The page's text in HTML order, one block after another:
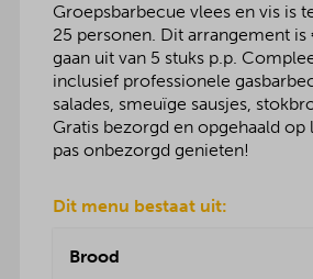
Groepsbarbecue vlees en vis is
25 personen. Dit arrangement is
gaan uit van 5 stuks p.p.
inclusief professionele
salades, smeuïge sausjes,
Gratis bezorgd en opgehaald op
pas onbezorgd genieten!
Dit menu bestaat uit:
Brood